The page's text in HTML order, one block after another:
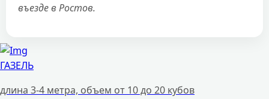
въезде в Ростов.
ГАЗЕЛЬ
длина 3-4 метра, объем от 10 до 20 кубов